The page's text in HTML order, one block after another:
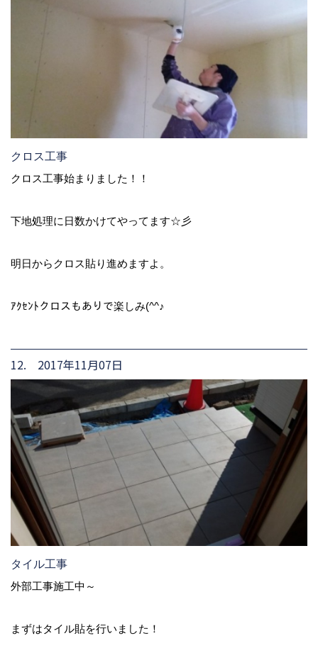
クロス工事
クロス工事始まりました！！
下地処理に日数かけてやってます☆彡
明日からクロス貼り進めますよ。
ｱｸｾﾝﾄクロスもありで楽しみ(^^♪
12. 2017年11月07日
タイル工事
外部工事施工中～
まずはタイル貼を行いました！